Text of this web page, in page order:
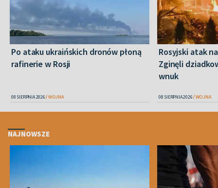
Po ataku ukraińskich dronów płoną
rafinerie w Rosji
08 SIERPNIA 2026 WOJNA
Rosyjski atak
Zginęli
wnuk
08 SIERPNIA 2026 WOJNA
NAJNOWSZE